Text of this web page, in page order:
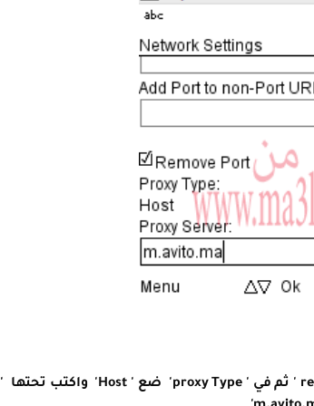
ضع علامة كما في الصورة على ' remove port ' ثم في ' proxy Type' ضع ' Host' واكتب تحتها '